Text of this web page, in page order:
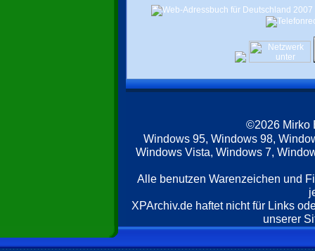
©2026 Mirko
Windows 95, Windows 98,
Windows Vista, Windows 7,
Alle benutzen Warenzeichen und
XPArchiv.de haftet nicht für Links
unserer